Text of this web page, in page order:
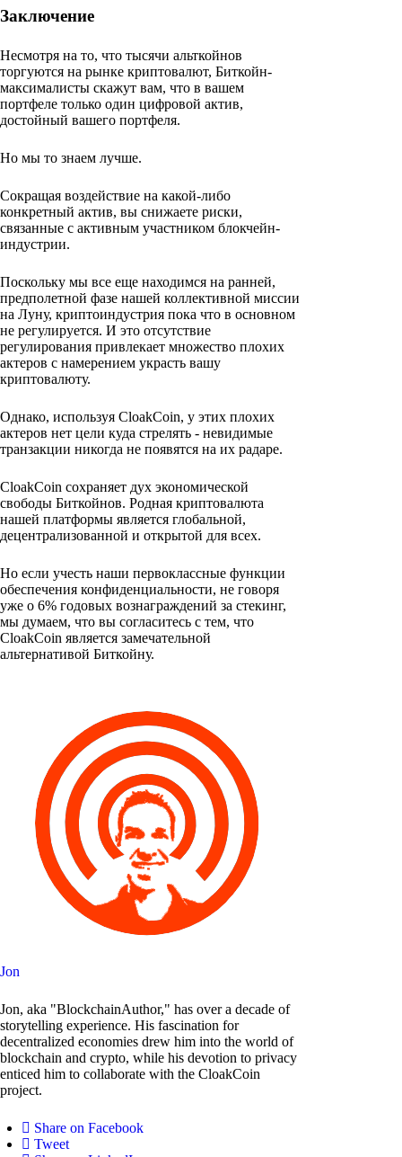
Заключение
Несмотря на то, что тысячи альткойнов
торгуются на рынке криптовалют, Биткойн-
максималисты скажут вам, что в вашем
портфеле только один цифровой актив,
достойный вашего портфеля.
Но мы то знаем лучше.
Сокращая воздействие на какой-либо
конкретный актив, вы снижаете риски,
связанные с активным участником блокчейн-
индустрии.
Поскольку мы все еще находимся на ранней,
предполетной фазе нашей коллективной миссии
на Луну, криптоиндустрия пока что в основном
не регулируется. И это отсутствие
регулирования привлекает множество плохих
актеров с намерением украсть вашу
криптовалюту.
Однако, используя CloakCoin, у этих плохих
актеров нет цели куда стрелять - невидимые
транзакции никогда не появятся на их радаре.
CloakCoin сохраняет дух экономической
свободы Биткойнов. Родная криптовалюта
нашей платформы является глобальной,
децентрализованной и открытой для всех.
Но если учесть наши первоклассные функции
обеспечения конфиденциальности, не говоря
уже о 6% годовых вознаграждений за стекинг,
мы думаем, что вы согласитесь с тем, что
CloakCoin является замечательной
альтернативой Биткойну.
Jon
Jon, aka "BlockchainAuthor," has over a decade of
storytelling experience. His fascination for
decentralized economies drew him into the world of
blockchain and crypto, while his devotion to privacy
enticed him to collaborate with the CloakCoin
project.
Share on Facebook
Tweet